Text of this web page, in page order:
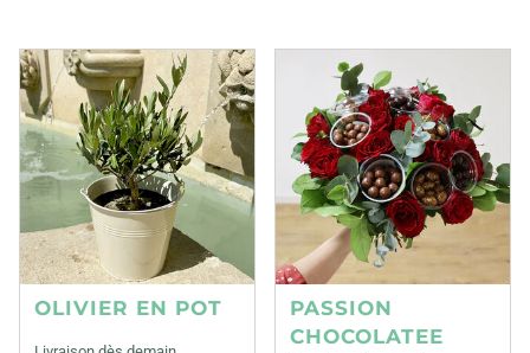
OLIVIER EN POT
PASSION
CHOCOLATEE